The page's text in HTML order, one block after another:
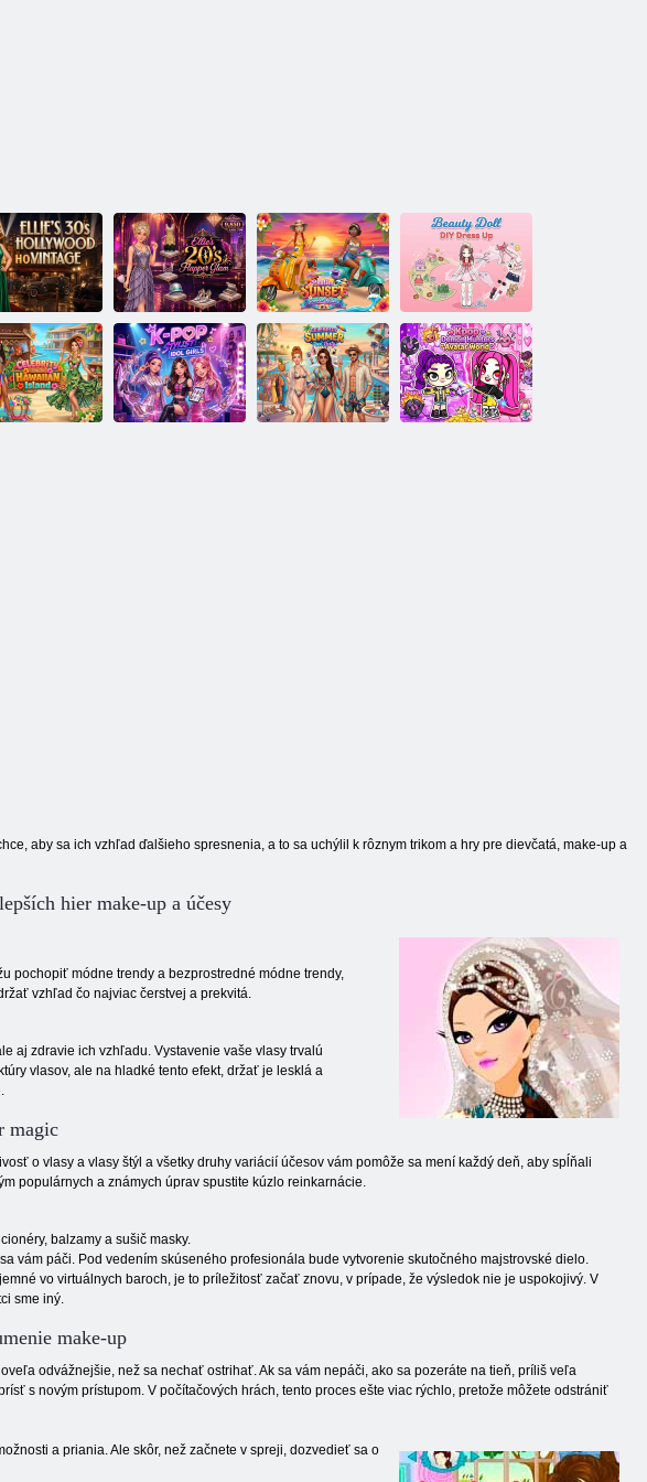
Ellie:
30. rokov
Ellie: Glamour
20. rokov
Priateľky:
Preteky skútrov
pri západe slnka
Bábika krásy:
DIY make-up a
oblečenie
aby sa ich vzhľad ďalšieho spresnenia, a to sa uchýlil k rôznym trikom a hry pre dievčatá, make-up a
hier make-up a účesy
pochopiť módne trendy a bezprostredné módne trendy,
vzhľad čo najviac čerstvej a prekvitá.
aj zdravie ich vzhľadu. Vystavenie vaše vlasy trvalú
vlasov, ale na hladké tento efekt, držať je lesklá a
magic
o vlasy a vlasy štýl a všetky druhy variácií účesov vám pomôže sa mení každý deň, aby spĺňali
populárnych a známych úprav spustite kúzlo reinkarnácie.
balzamy a sušič masky.
vám páči. Pod vedením skúseného profesionála bude vytvorenie skutočného majstrovské dielo.
vo virtuálnych baroch, je to príležitosť začať znovu, v prípade, že výsledok nie je uspokojivý. V
sme iný.
make-up
odvážnejšie, než sa nechať ostrihať. Ak sa vám nepáči, ako sa pozeráte na tieň, príliš veľa
s novým prístupom. V počítačových hrách, tento proces ešte viac rýchlo, pretože môžete odstrániť
a priania. Ale skôr, než začnete v spreji, dozvedieť sa o